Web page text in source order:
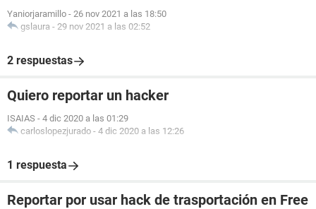
Yaniorjaramillo - 26 nov 2021 a las 18:50
gslaura - 29 nov 2021 a las 02:52
2 respuestas
Quiero reportar un hacker
ISAIAS - 4 dic 2020 a las 01:29
carloslopezjurado - 4 dic 2020 a las 12:26
1 respuesta
Reportar por usar hack de trasportación en Free